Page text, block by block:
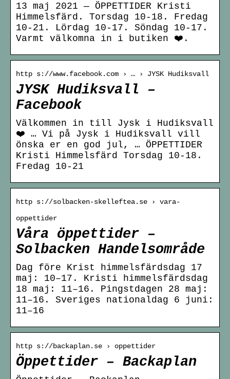
13 maj 2021 — ÖPPETTIDER Kristi
Himmelsfärd. Torsdag 10-18. Fredag
10-21. Lördag 10-17. Söndag 10-17.
Varmt välkomna in i butiken ❤️.
http s://www.facebook.com › … › JYSK Hudiksvall
JYSK Hudiksvall –
Facebook
Välkommen in till Jysk i Hudiksvall
❤️ … Vi på Jysk i Hudiksvall vill
önska er en god jul, … ÖPPETTIDER
Kristi Himmelsfärd Torsdag 10-18.
Fredag 10-21
http s://solbacken-skelleftea.se › vara-
oppettider
Våra öppettider –
Solbacken Handelsområde
Dag före Krist himmelsfärdsdag 17
maj: 10–17. Kristi himmelsfärdsdag
18 maj: 11–16. Pingstdagen 28 maj:
11–16. Sveriges nationaldag 6 juni:
11–16
http s://backaplan.se › oppettider
Öppettider – Backaplan